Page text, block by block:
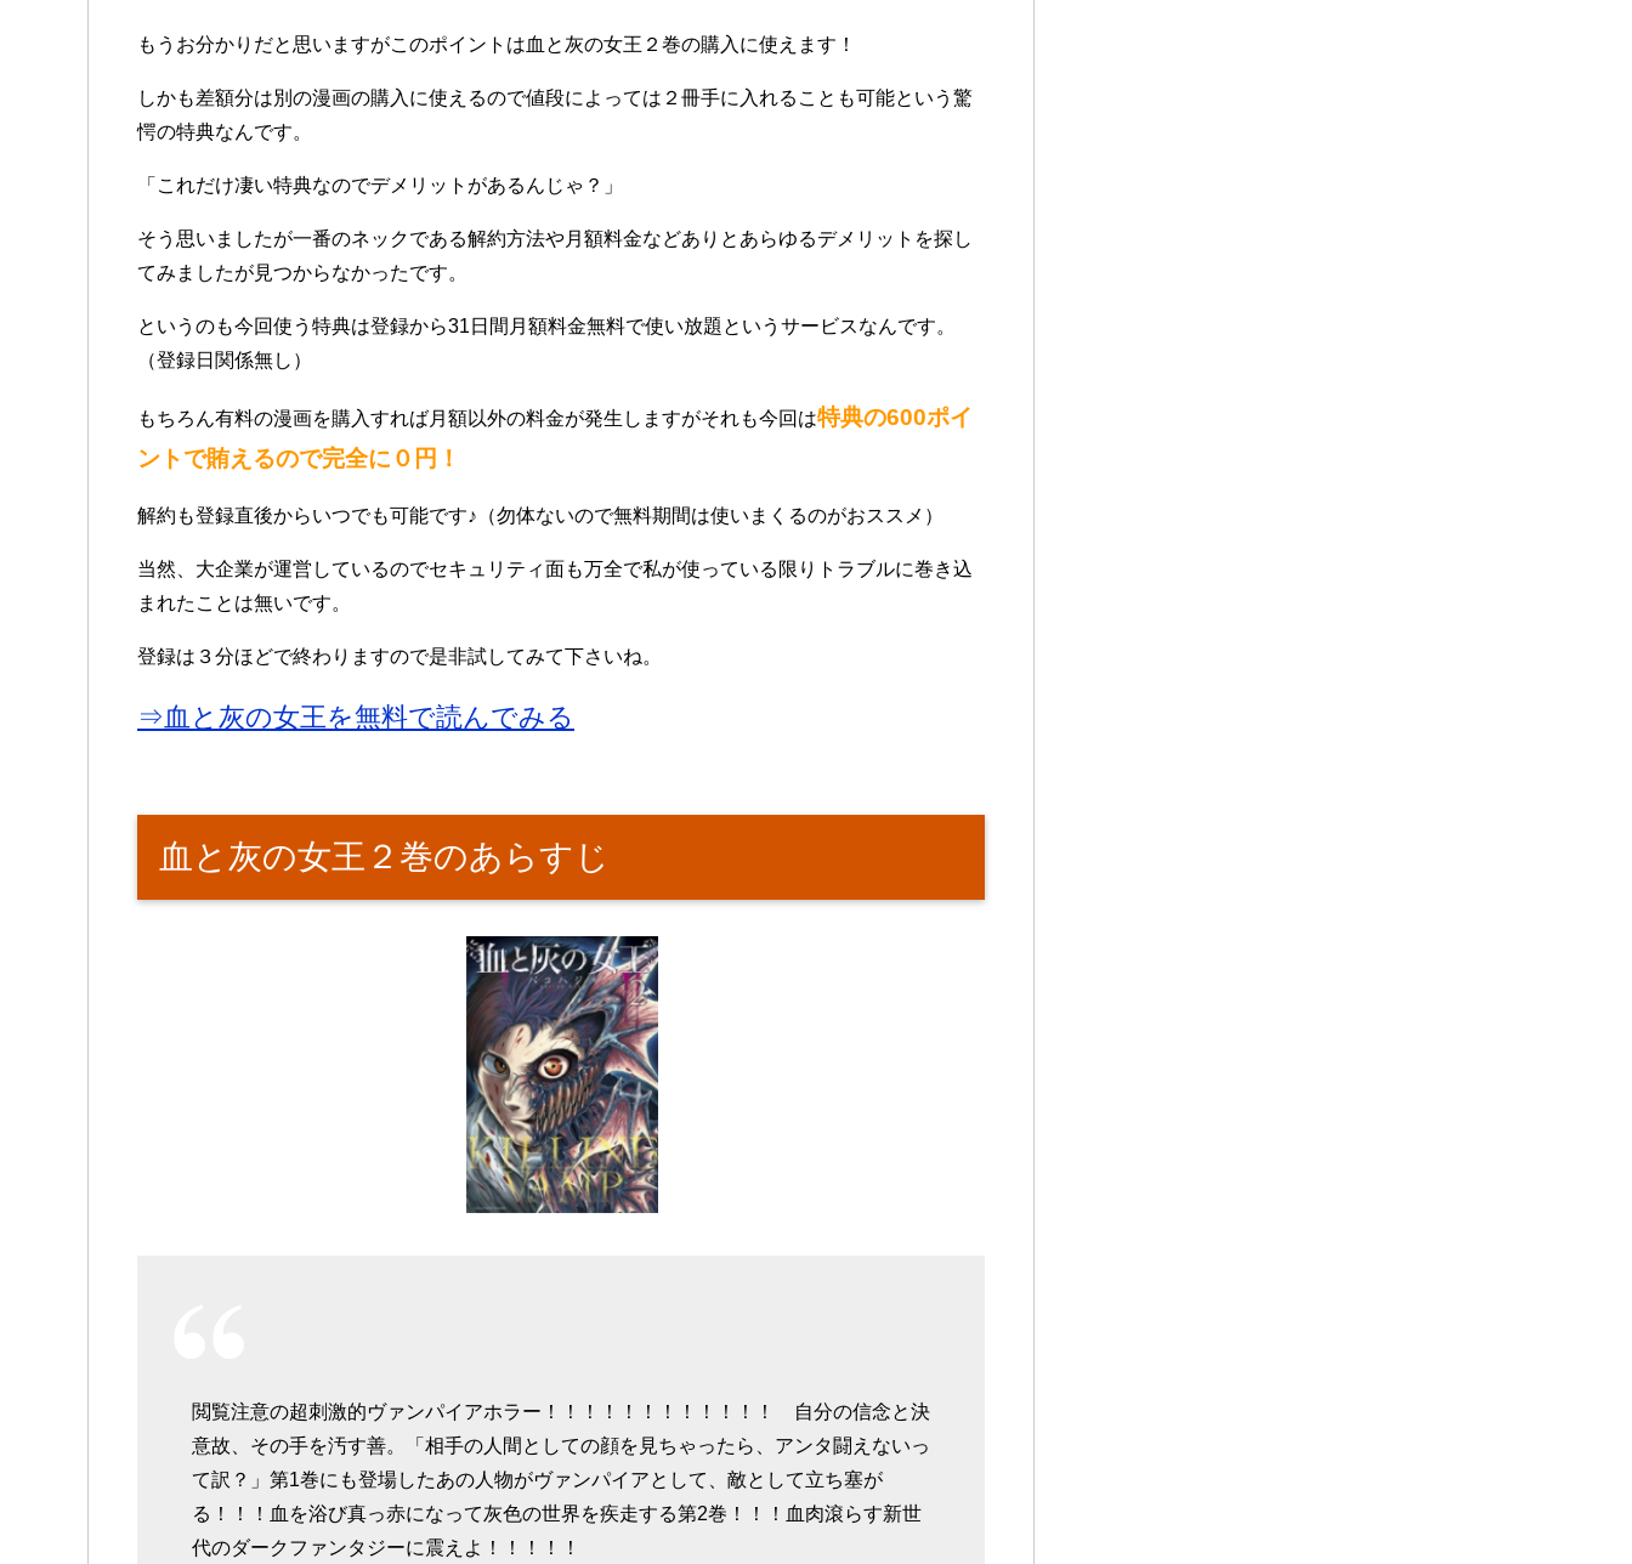
もうお分かりだと思いますがこのポイントは血と灰の女王２巻の購入に使えます！
しかも差額分は別の漫画の購入に使えるので値段によっては２冊手に入れることも可能という驚
愕の特典なんです。
「これだけ凄い特典なのでデメリットがあるんじゃ？」
そう思いましたが一番のネックである解約方法や月額料金などありとあらゆるデメリットを探し
てみましたが見つからなかったです。
というのも今回使う特典は登録から31日間月額料金無料で使い放題というサービスなんです。
（登録日関係無し）
もちろん有料の漫画を購入すれば月額以外の料金が発生しますがそれも今回は特典の600ポイ
ントで賄えるので完全に０円！
解約も登録直後からいつでも可能です♪（勿体ないので無料期間は使いまくるのがおススメ）
当然、大企業が運営しているのでセキュリティ面も万全で私が使っている限りトラブルに巻き込
まれたことは無いです。
登録は３分ほどで終わりますので是非試してみて下さいね。
⇒血と灰の女王を無料で読んでみる
血と灰の女王２巻のあらすじ
閲覧注意の超刺激的ヴァンパイアホラー！！！！！！！！！！！！ 自分の信念と決
意故、その手を汚す善。「相手の人間としての顔を見ちゃったら、アンタ闘えないっ
て訳？」第1巻にも登場したあの人物がヴァンパイアとして、敵として立ち塞が
る！！！血を浴び真っ赤になって灰色の世界を疾走する第2巻！！！血肉滾らす新世
代のダークファンタジーに震えよ！！！！！